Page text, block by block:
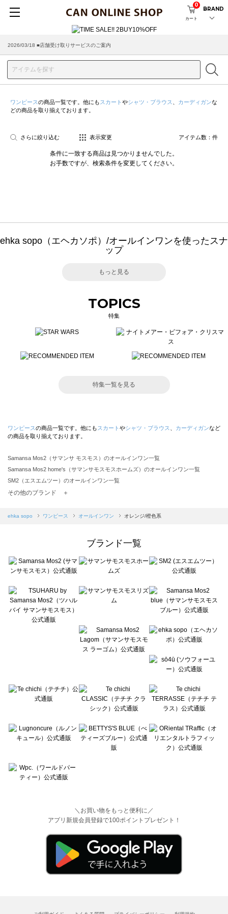
カート
0
BRAND
2026/03/18 ■店舗受け取りサービスのご案内
ワンピースの商品一覧です。他にも スカート やシャツ・ブラウス カーディガンな
どの商品を取り揃えております。
さらに絞り込む 表示変更 アイテム数： 件
条件に一致する商品は見つかりませんでした。
お手数ですが、検索条件を変更してください。
ehka sopo（エヘカソポ）/オールインワンを使ったスナ
ップ
もっと見る
TOPICS
特集
特集一覧を見る
ワンピースの商品一覧です。他にも スカート やシャツ・ブラウス カーディガンなど
の商品を取り揃えております。
Samansa Mos2（サマンサ モスモス）のオールインワン一覧
Samansa Mos2 home's（サマンサモスモスホームズ）のオールインワン一覧
SM2（エスエムツー）のオールインワン一覧
Samansa Mos2 blue（サマンサモスモス ブルー）のオールインワン一覧
sō4ū（ソウフォーユー）のオールインワン一覧
Te chichi（テチチ）のオールインワン一覧
Te chichi CLASSIC（テチチ クラシック）のオールインワン一覧
Lugnoncure（ルノンキュール）のオールインワン一覧
BETTY'S BLUE（べティーズブルー）のオールインワン一覧
Wpc.（ワールドパーティー）のオールインワン一覧
その他のブランド ＋
ehka sopo ワンピース オールインワン オレンジ/橙色系
ブランド一覧
＼お買い物をもっと便利に／
アプリ新規会員登録で100ポイントプレゼント！